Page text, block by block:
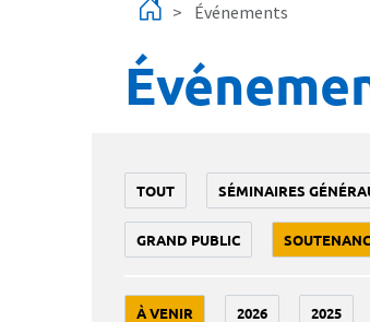
Événements
TOUT SÉMINAIRES
GRAND PUBLIC
À VENIR 2026 2025